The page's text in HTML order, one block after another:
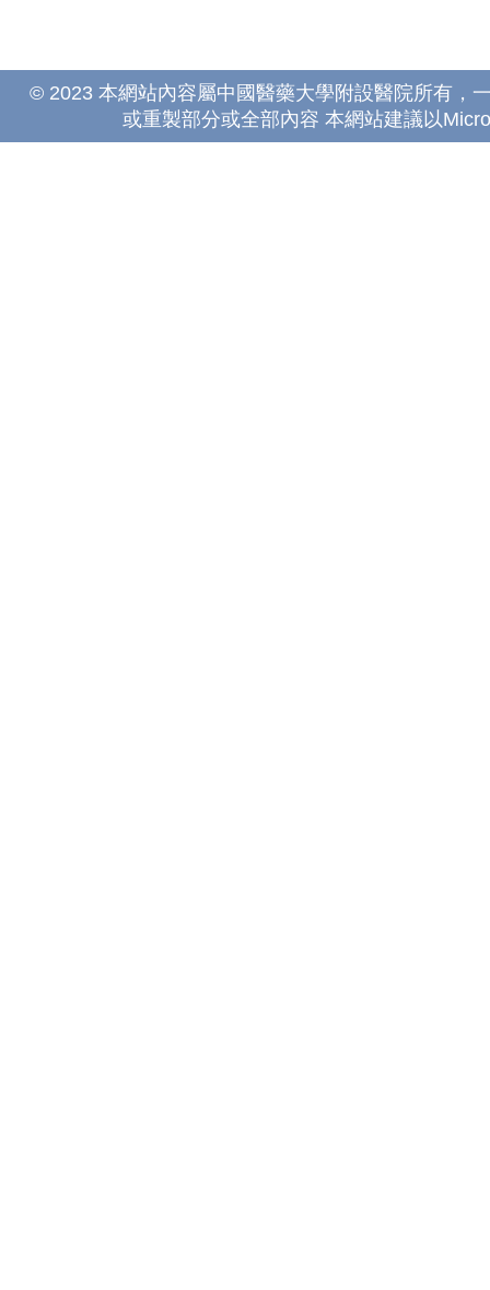
© 2023 本網站內容屬中國醫藥大學附設醫院所有，
或重製部分或全部內容 本網站建議以